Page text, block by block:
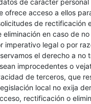
de carácter
ofrece acceso a ellos
de rectificación
eliminación en caso de
imperativo legal o por
el derecho a no
improcedentes o
de terceros, que
local no exija
rectificación o